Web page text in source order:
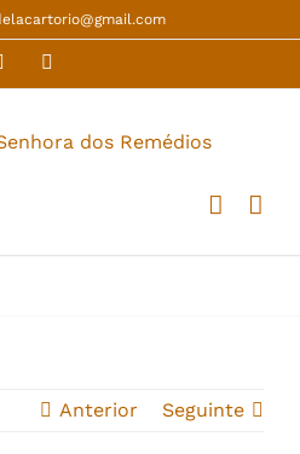
Facebook
Anterior Seguinte